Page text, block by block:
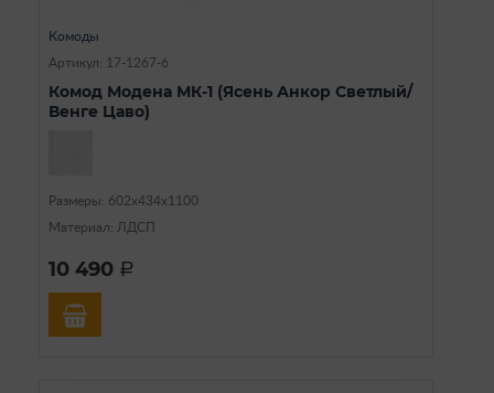
Комоды
Артикул: 17-1267-6
Комод Модена МК-1 (Ясень Анкор Светлый/
Венге Цаво)
Размеры: 602х434х1100
Материал: ЛДСП
10 490 a